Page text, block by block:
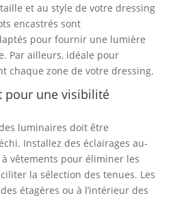
et au style de votre dressing
encastrés sont
pour fournir une lumière
Par ailleurs, idéale pour
chaque zone de votre dressing.
pour une visibilité
luminaires doit être
Installez des éclairages au-
vêtements pour éliminer les
la sélection des tenues. Les
étagères ou à l’intérieur des